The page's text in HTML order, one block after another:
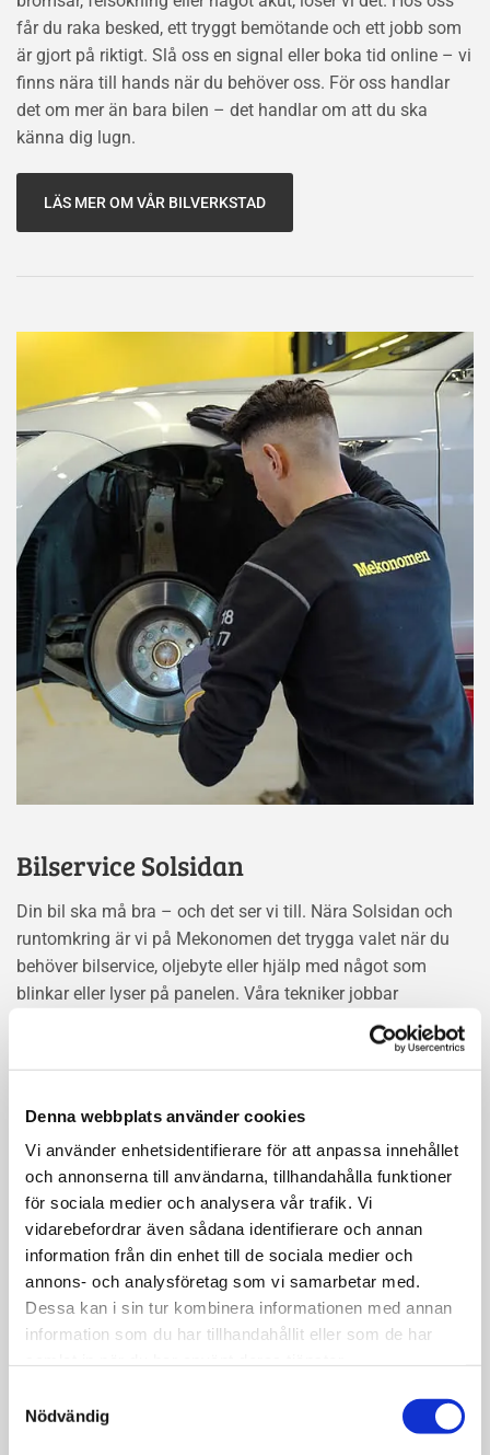
Denna webbplats använder cookies
Vi använder enhetsidentifierare för att anpassa innehållet
och annonserna till användarna, tillhandahålla funktioner
för sociala medier och analysera vår trafik. Vi
vidarebefordrar även sådana identifierare och annan
information från din enhet till de sociala medier och
annons- och analysföretag som vi samarbetar med.
Dessa kan i sin tur kombinera informationen med annan
information som du har tillhandahållit eller som de har
Nödvändig
får du raka besked, ett tryggt bemötande och ett jobb som
är gjort på riktigt. Slå oss en signal eller boka tid online – vi
finns nära till hands när du behöver oss. För oss handlar
det om mer än bara bilen – det handlar om att du ska
känna dig lugn.
LÄS MER OM VÅR BILVERKSTAD
Bilservice Solsidan
Din bil ska må bra – och det ser vi till. Nära Solsidan och
runtomkring är vi på Mekonomen det trygga valet när du
behöver bilservice, oljebyte eller hjälp med något som
blinkar eller lyser på panelen. Våra tekniker jobbar
metodiskt enligt tillverkarens instruktioner, oavsett
bilmärke. Det kan vara ett oljebyte, en varningslampa eller
en större genomgång – vi tar hand om det på rätt sätt. Vi
din bil fortsätter vara både säker och pålitlig. Boka tid
enkelt online eller hör av dig. Hos oss vet du alltid var du
lämnar bilen – i trygga händer.
LÄS MER OM BILSERVICE